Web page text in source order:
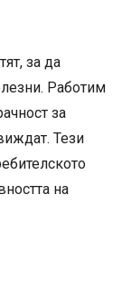
за да
Работим
за
Тези
на